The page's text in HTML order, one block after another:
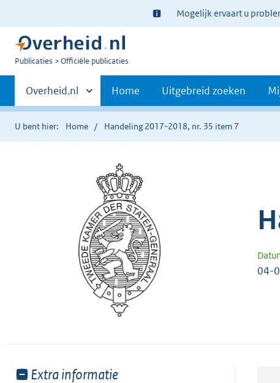
Ter
informatie:
Mogelijk ervaart u
U
Publicaties Officiële publicaties
Primaire
navigatie
Andere
sites
binnen
Overheid.nl Home Uitgebreid zoeken
U bent hier: Home Handeling 2017-2018, nr. 35 item 7
04-
Toon
Extra informatie